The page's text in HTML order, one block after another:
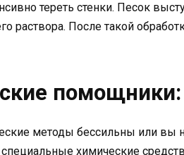
тереть стенки. Песок
раствора. После такой
методы бессильны или вы
химические